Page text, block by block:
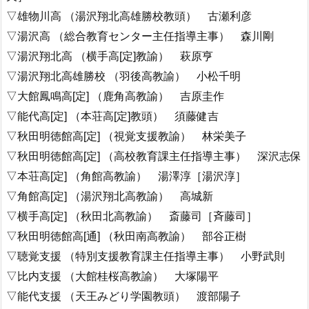
▽雄物川高 （湯沢翔北高雄勝校教頭） 古瀬利彦
▽湯沢高 （総合教育センター主任指導主事） 森川剛
▽湯沢翔北高 （横手高[定]教諭） 萩原亨
▽湯沢翔北高雄勝校 （羽後高教諭） 小松千明
▽大館鳳鳴高[定] （鹿角高教諭） 吉原圭作
▽能代高[定] （本荘高[定]教頭） 須藤健吉
▽秋田明徳館高[定] （視覚支援教諭） 林栄美子
▽秋田明徳館高[定] （高校教育課主任指導主事） 深沢志保
▽本荘高[定] （角館高教諭） 湯澤淳［湯沢淳］
▽角館高[定] （湯沢翔北高教諭） 高城新
▽横手高[定] （秋田北高教諭） 斎藤司［斉藤司］
▽秋田明徳館高[通] （秋田南高教諭） 部谷正樹
▽聴覚支援 （特別支援教育課主任指導主事） 小野武則
▽比内支援 （大館桂桜高教諭） 大塚陽平
▽能代支援 （天王みどり学園教頭） 渡部陽子